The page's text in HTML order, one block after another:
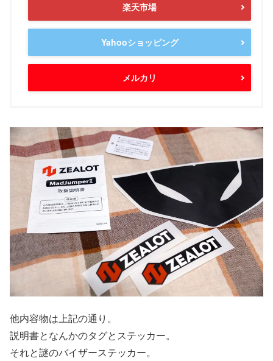
楽天市場
Yahooショッピング
メルカリ
他内容物は上記の通り。
説明書となんかのタグとステッカー。
それと謎のバイザーステッカー。